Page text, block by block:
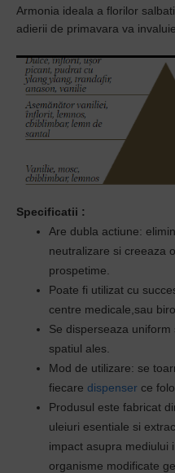
Armonia ideala a florilor
adierii de primavara va
Specificatii :
Are dubla actiune:
neutralizare si creeaza
prospetime.
Poate fi utilizat cu
centre medicale,sau
Se disperseaza
spatiul ales.
Mod de utilizare: se
fiecare dispenser ce
Produsul este fabricat
uleiuri esentiale si
impact asupra mediului
organisme modificate